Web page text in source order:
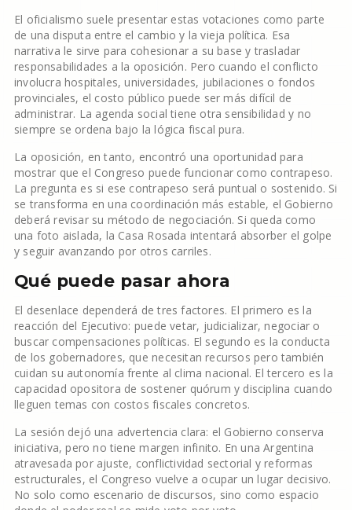
El oficialismo suele presentar estas votaciones como parte
de una disputa entre el cambio y la vieja política. Esa
narrativa le sirve para cohesionar a su base y trasladar
responsabilidades a la oposición. Pero cuando el conflicto
involucra hospitales, universidades, jubilaciones o fondos
provinciales, el costo público puede ser más difícil de
administrar. La agenda social tiene otra sensibilidad y no
siempre se ordena bajo la lógica fiscal pura.
La oposición, en tanto, encontró una oportunidad para
mostrar que el Congreso puede funcionar como contrapeso.
La pregunta es si ese contrapeso será puntual o sostenido. Si
se transforma en una coordinación más estable, el Gobierno
deberá revisar su método de negociación. Si queda como
una foto aislada, la Casa Rosada intentará absorber el golpe
y seguir avanzando por otros carriles.
Qué puede pasar ahora
El desenlace dependerá de tres factores. El primero es la
reacción del Ejecutivo: puede vetar, judicializar, negociar o
buscar compensaciones políticas. El segundo es la conducta
de los gobernadores, que necesitan recursos pero también
cuidan su autonomía frente al clima nacional. El tercero es la
capacidad opositora de sostener quórum y disciplina cuando
lleguen temas con costos fiscales concretos.
La sesión dejó una advertencia clara: el Gobierno conserva
iniciativa, pero no tiene margen infinito. En una Argentina
atravesada por ajuste, conflictividad sectorial y reformas
estructurales, el Congreso vuelve a ocupar un lugar decisivo.
No solo como escenario de discursos, sino como espacio